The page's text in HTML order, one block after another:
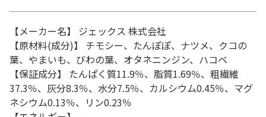
【メーカー名】 ジェックス 株式会社
【原材料(成分)】 チモシー、たんぽぽ、ナツメ、クコの
葉、やまいも、びわの葉、オタネニンジン、ハコベ
【保証成分】 たんぱく質11.9％、脂質1.69％、粗繊維
37.3％、灰分8.3％、水分7.5％、カルシウム0.45％、マグ
ネシウム0.13％、リン0.23％